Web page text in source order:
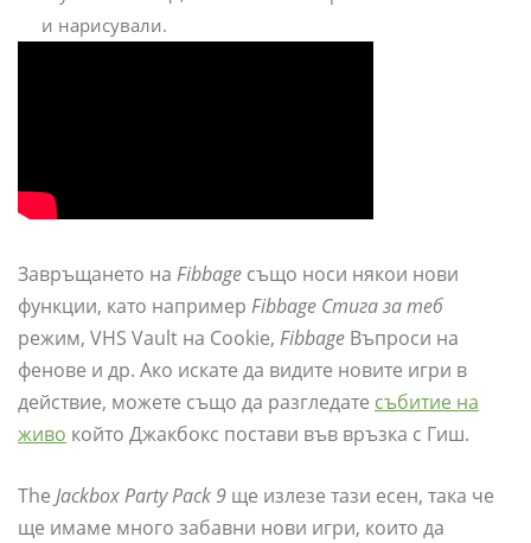
и нарисували.
Завръщането на Fibbage също носи някои нови
функции, като например Fibbage Стига за теб
режим, VHS Vault на Cookie, Fibbage Въпроси на
фенове и др. Ако искате да видите новите игри в
действие, можете също да разгледате събитие на
живо който Джакбокс постави във връзка с Гиш.
The Jackbox Party Pack 9 ще излезе тази есен, така че
ще имаме много забавни нови игри, които да